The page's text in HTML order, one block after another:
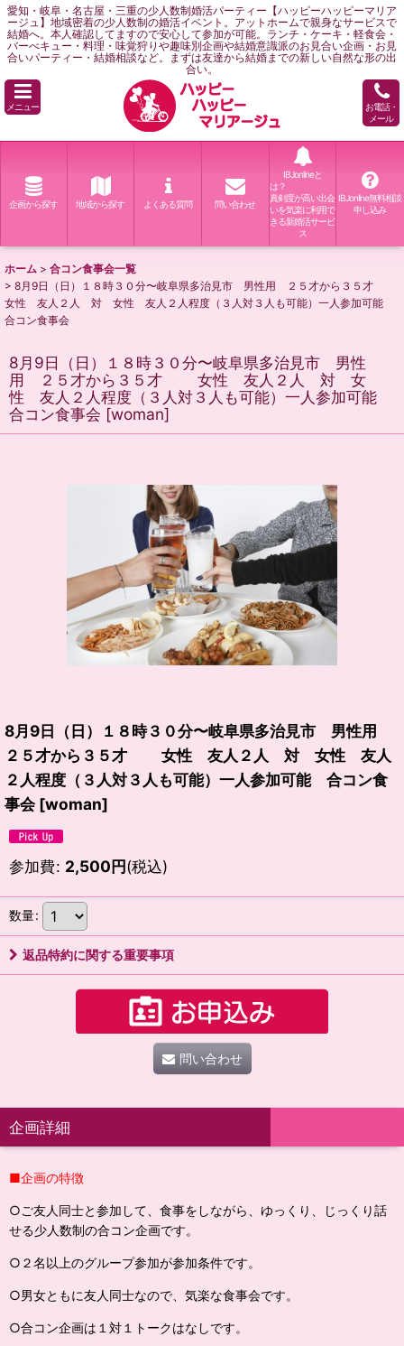
愛知・岐阜・名古屋・三重の少人数制婚活パーティー【ハッピーハッピーマリア
ージュ】地域密着の少人数制の婚活イベント。アットホームで親身なサービスで
結婚へ。本人確認してますので安心して参加が可能。ランチ・ケーキ・軽食会・
バーべキュー・料理・味覚狩りや趣味別企画や結婚意識派のお見合い企画・お見
合いパーティー・結婚相談など。まずは友達から結婚までの新しい自然な形の出
合い。
メニュー
お電話・
メール
企画から探す 地域から探す よくある質問 問い合わせ
IBJonlineと
は？
真剣度が高い出会
いを気楽に利用で
きる新婚活サービ
ス
IBJonline無料相談
申し込み
ホーム > 合コン食事会一覧
> 8月9日（日）１８時３０分〜岐阜県多治見市 男性用 ２５才から３５才
女性 友人２人 対 女性 友人２人程度（３人対３人も可能）一人参加可能
合コン食事会
8月9日（日）１８時３０分〜岐阜県多治見市 男性
用 ２５才から３５才 女性 友人２人 対 女
性 友人２人程度（３人対３人も可能）一人参加可能
合コン食事会 [woman]
8月9日（日）１８時３０分〜岐阜県多治見市 男性用
２５才から３５才 女性 友人２人 対 女性 友人
２人程度（３人対３人も可能）一人参加可能 合コン食
事会 [woman]
参加費: 2,500円(税込)
数量:
返品特約に関する重要事項
問い合わせ
企画詳細
■企画の特徴
○ご友人同士と参加して、食事をしながら、ゆっくり、じっくり話
せる少人数制の合コン企画です。
○２名以上のグループ参加が参加条件です。
○男女ともに友人同士なので、気楽な食事会です。
○合コン企画は１対１トークはなしです。